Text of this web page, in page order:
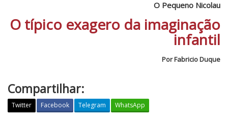
O Pequeno Nicolau
O típico exagero da imaginação
infantil
Por Fabricio Duque
Compartilhar:
Twitter Facebook Telegram WhatsApp